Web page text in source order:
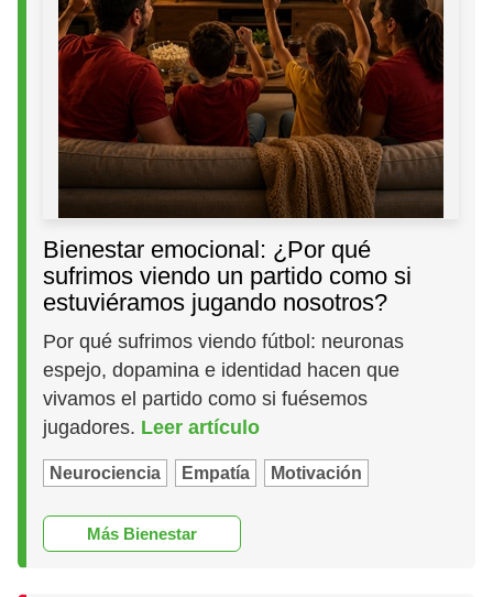
Bienestar emocional: ¿Por qué
sufrimos viendo un partido como si
estuviéramos jugando nosotros?
Por qué sufrimos viendo fútbol: neuronas
espejo, dopamina e identidad hacen que
vivamos el partido como si fuésemos
jugadores. Leer artículo
Neurociencia Empatía Motivación
Más Bienestar